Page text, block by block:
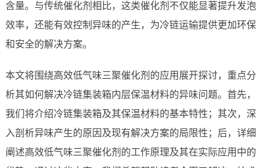
含量。与传统催化剂相比，这类催化剂不仅能显著提升发泡
效率，还能有效控制异味的产生，为冷链运输提供更加环保
和安全的解决方案。
本文将围绕高效低气味三聚催化剂的应用展开探讨，重点分
析其如何解决冷链集装箱内层保温材料的异味问题。首先，
我们将介绍冷链集装箱及其保温材料的基本特性；其次，深
入剖析异味产生的原因及现有解决方案的局限性；后，详细
阐述高效低气味三聚催化剂的工作原理及其在实际应用中的